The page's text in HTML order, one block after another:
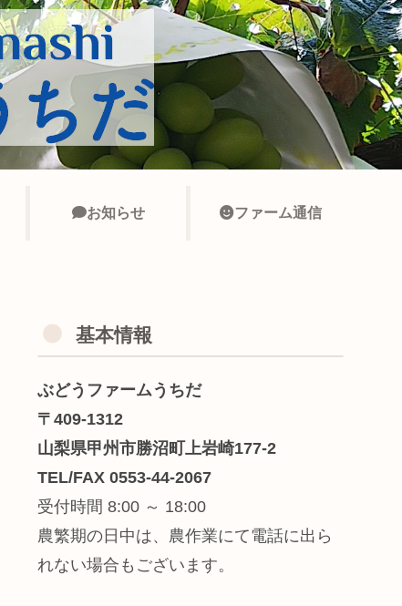
お知らせ ファーム通信
基本情報
ぶどうファームうちだ
〒409-1312
山梨県甲州市勝沼町上岩崎177-2
TEL/FAX 0553-44-2067
受付時間 8:00 ～ 18:00
農繁期の日中は、農作業にて電話に出ら
れない場合もございます。